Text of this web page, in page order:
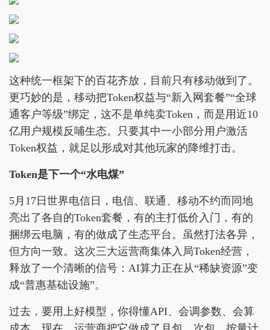
这种统一框架下的百花齐放，目前只有移动做到了。
更巧妙的是，移动把Token权益与“新入网套餐”“全球
通客户等级”绑定，这不是单纯卖Token，而是用近10
亿用户规模反哺生态。只要其中一小部分用户激活
Token权益，就足以形成对其他玩家的降维打击。
Token是下一个“水电煤”
5月17日世界电信日，电信、联通、移动不约而同地
亮出了各自的Token套餐，有的主打低价入门，有的
捆绑云电脑，有的做成了生态平台。虽然打法各异，
但方向一致。这次三大运营商集体入局Token经营，
释放了一个清晰的信号：AI算力正在从“稀缺资源”变
成“普惠基础设施”。
过去，要用上好模型，你得懂API、会调参数、会算